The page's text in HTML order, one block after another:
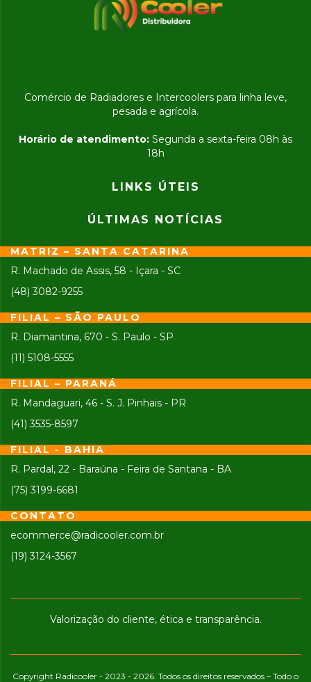
Comércio de Radiadores e Intercoolers para linha leve,
pesada e agrícola.
Horário de atendimento: Segunda a sexta-feira 08h às
18h
LINKS ÚTEIS
ÚLTIMAS NOTÍCIAS
MATRIZ – SANTA CATARINA
R. Machado de Assis, 58 - Içara - SC
(48) 3082-9255
FILIAL – SÃO PAULO
R. Diamantina, 670 - S. Paulo - SP
(11) 5108-5555
FILIAL – PARANÁ
R. Mandaguari, 46 - S. J. Pinhais - PR
(41) 3535-8597
FILIAL - BAHIA
R. Pardal, 22 - Baraúna - Feira de Santana - BA
(75) 3199-6681
CONTATO
ecommerce@radicooler.com.br
(19) 3124-3567
Valorização do cliente, ética e transparência.
Copyright Radicooler - 2023 - 2026. Todos os direitos reservados – Todo o